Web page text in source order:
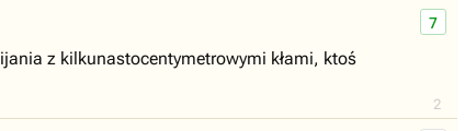
2
7
z kilkunastocentymetrowymi kłami, ktoś